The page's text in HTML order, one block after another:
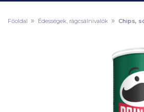
Főoldal Édességek, rágcsálnivalók Chips,